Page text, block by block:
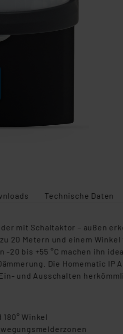
Technische Daten
mit Schaltaktor – außen
20 Metern und einem
20 bis +55 °C machen ihn
Die Homematic
und Ausschalten
Winkel